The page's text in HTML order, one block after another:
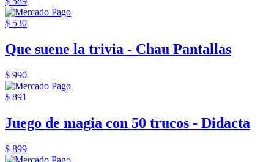
$ 530
Que suene la trivia - Chau Pantallas
$ 990
$ 891
Juego de magia con 50 trucos - Didacta
$ 899